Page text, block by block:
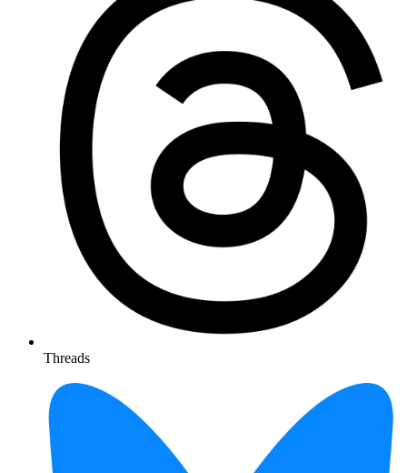
Threads